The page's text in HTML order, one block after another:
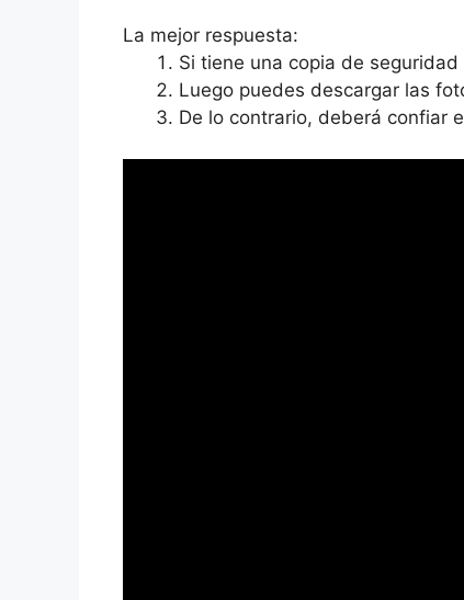
La mejor respuesta:
Si tiene una copia de
Luego puedes descargar las
De lo contrario, deberá confiar